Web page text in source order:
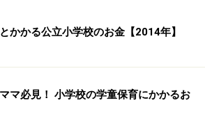
かかる公立小学校のお金【2014年】
マ必見！ 小学校の学童保育にかかるお